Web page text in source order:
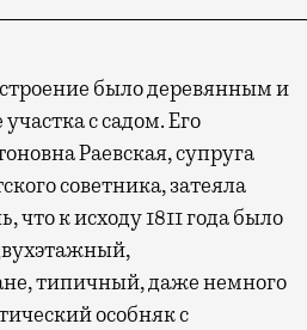
строение было деревянным и
с садом. Его
Раевская, супруга
советника, затеяла
что к исходу 1811 года было
типичный, даже немного
особняк с